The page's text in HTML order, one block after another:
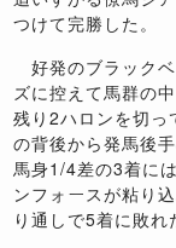
つけて完勝した。
好発のブラック
ズに控えて馬群の
残り2ハロンを切っ
の背後から発馬後
馬身1/4差の3着に
ンフォースが粘り
り通しで5着に敗れ